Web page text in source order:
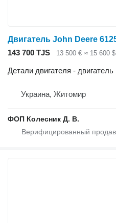
143 700 TJS 13 500 € ≈ 15 600 $
Детали двигателя - двигатель
Украина, Житомир
ФОП Колесник Д. В.